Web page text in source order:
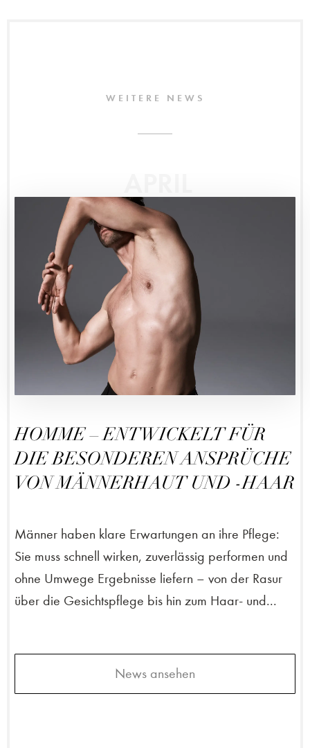
WEITERE NEWS
HOMME – ENTWICKELT FÜR
DIE BESONDEREN ANSPRÜCHE
VON MÄNNERHAUT UND -HAAR
Männer haben klare Erwartungen an ihre Pflege:
Sie muss schnell wirken, zuverlässig performen und
ohne Umwege Ergebnisse liefern – von der Rasur
über die Gesichtspflege bis hin zum Haar- und...
News ansehen